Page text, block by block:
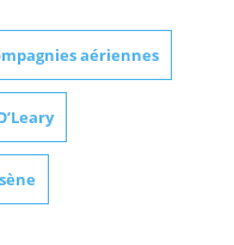
aériennes